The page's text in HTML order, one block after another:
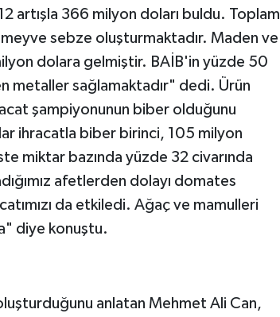
artışla 366 milyon doları buldu. Toplam
meyve sebze oluşturmaktadır. Maden ve
dolara gelmiştir. BAİB'in yüzde 50
metaller sağlamaktadır" dedi. Ürün
şampiyonunun biber olduğunu
ihracatla biber birinci, 105 milyon
miktar bazında yüzde 32 civarında
afetlerden dolayı domates
da etkiledi. Ağaç ve mamulleri
diye konuştu.
anlatan Mehmet Ali Can,